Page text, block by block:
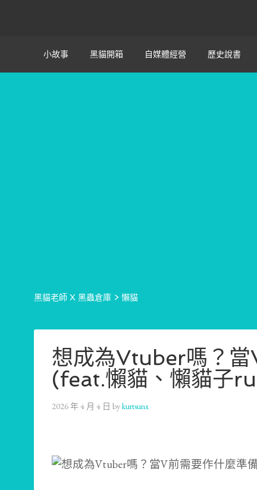
小故事 黑貓開箱 自媒體經營 歷史說書
黑貓老師 X 黑蟲倉庫 > 懶貓
想成為Vtuber嗎？當
(feat.懶貓、懶貓子
2026 年 4 月 4 日 bykurtsunx